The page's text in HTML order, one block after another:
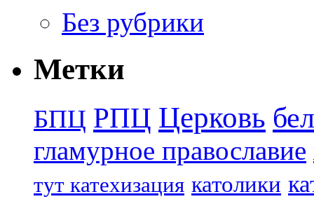
Без рубрики
Метки
БПЦ РПЦ Церковь
гламурное православие
тут катехизация католики